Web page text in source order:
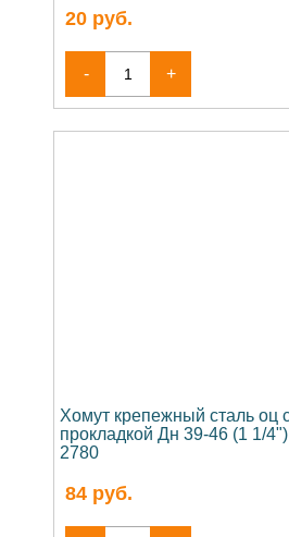
Хомут опорный сталь оц с
прокладкой М8 Rehau
Хомут силовой пластик ПП
20 руб.
- +
Хомут крепежный сталь оц
прокладкой Дн 39-46 (1 1/
2780
84 руб.